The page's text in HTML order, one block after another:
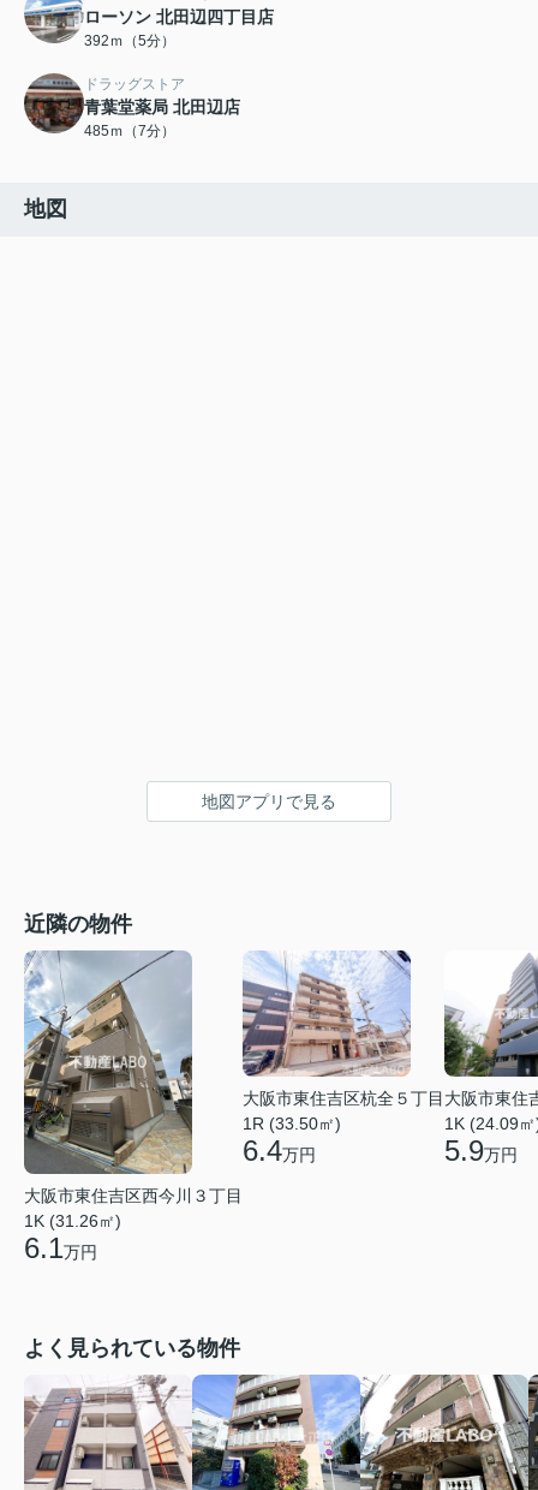
ローソン 北田辺四丁目店
392ｍ（5分）
ドラッグストア
青葉堂薬局 北田辺店
485ｍ（7分）
地図
地図アプリで見る
近隣の物件
大阪市東住吉区西今川３丁目
1K (31.26㎡)
6.1万円
大阪市東住吉区杭全５丁目
1R (33.50㎡)
6.4万円
大阪市東住
1K (24.09
5.9万円
よく見られている物件